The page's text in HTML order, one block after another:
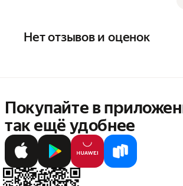
Нет отзывов и оценок
Покупайте в
так ещё удобнее